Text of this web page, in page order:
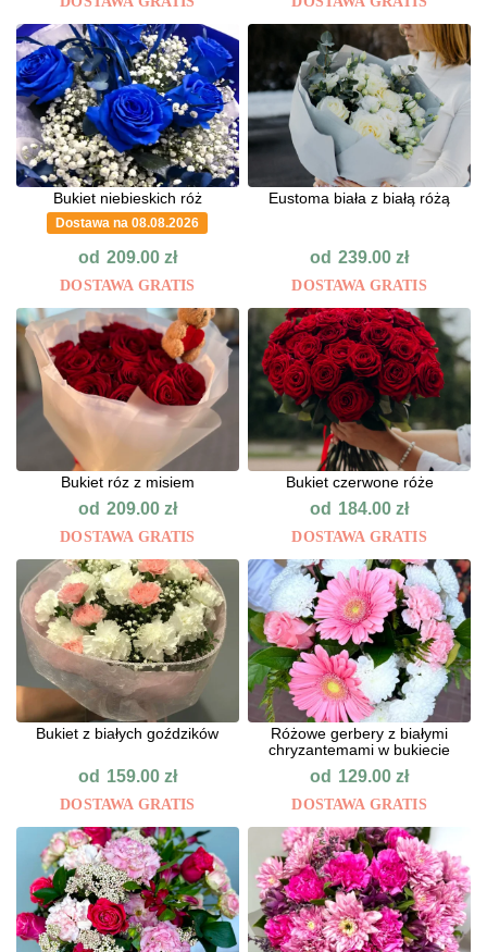
Bukiet niebieskich róż
Dostawa na 08.08.2026
od 209.00 zł
DOSTAWA GRATIS
Eustoma biała z białą różą
od 239.00zł
DOSTAWA GRATIS
Bukiet róz z misiem
od 209.00 zł
DOSTAWA GRATIS
Bukiet czerwone róże
od 184.00zł
DOSTAWA GRATIS
Bukiet z białych goździków
od 159.00 zł
DOSTAWA GRATIS
Różowe gerbery z białymi
chryzantemami w bukiecie
od 129.00zł
DOSTAWA GRATIS